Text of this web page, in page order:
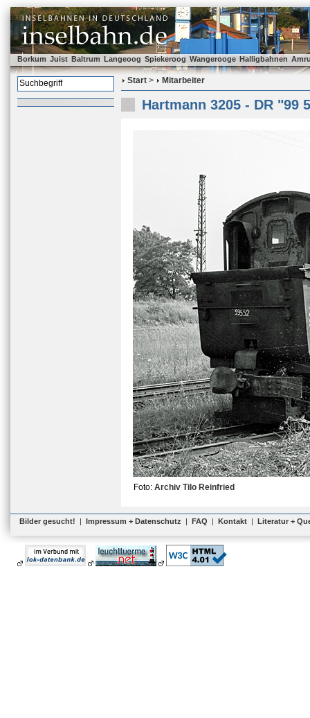
Borkum Juist Baltrum Langeoog Spiekeroog Wangerooge Halligbahnen
Start > Mitarbeiter
Hartmann 3205 - DR "99
Foto: Archiv Tilo Reinfried
Bilder gesucht! | Impressum + Datenschutz | FAQ | Kontakt | Literatur +